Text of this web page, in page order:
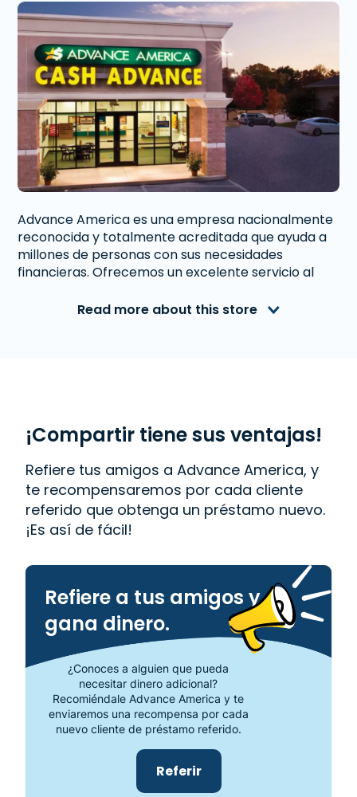
Advance America es una empresa nacionalmente
reconocida y totalmente acreditada que ayuda a
millones de personas con sus necesidades
financieras. Ofrecemos un excelente servicio al
dinero inmediato. Con nosotros obtener un
cercana en 1829 East 4th Street, Ontario, CA 91764.
Read more about this store
¡Compartir tiene sus ventajas!
Refiere tus amigos a Advance America, y
te recompensaremos por cada cliente
referido que obtenga un préstamo nuevo.
¡Es así de fácil!
Refiere a tus amigos y
gana dinero.
¿Conoces a alguien que pueda
necesitar dinero adicional?
Recomiéndale Advance America y te
enviaremos una recompensa por cada
nuevo cliente de préstamo referido.
Referir